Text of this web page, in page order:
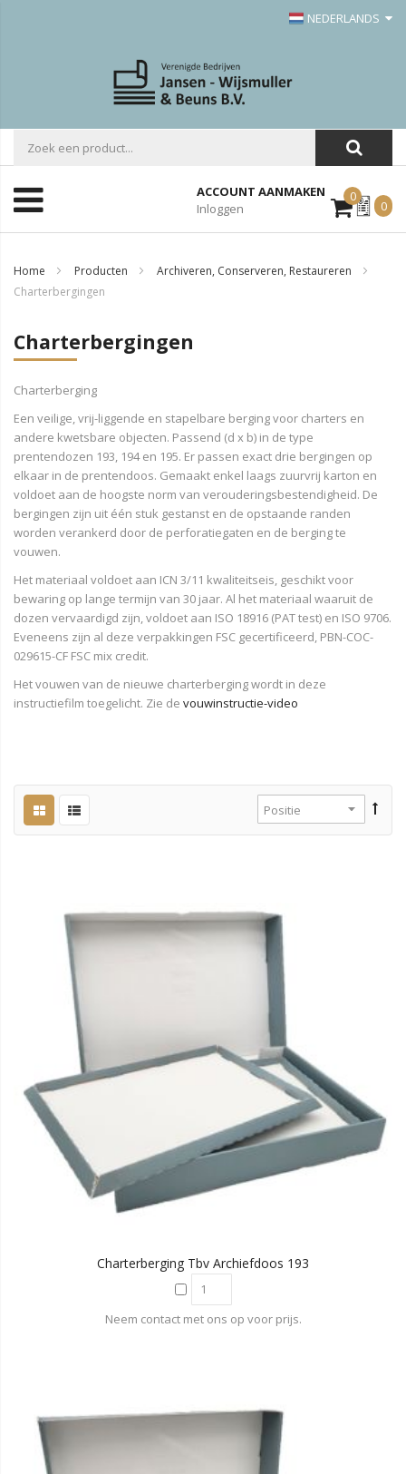
NEDERLANDS
ACCOUNT AANMAKEN
Inloggen
0Mijn
Offerte
0
Home Producten
Archiveren, Conserveren, Restaureren
Charterbergingen
Charterbergingen
Charterberging
Een veilige, vrij-liggende en stapelbare berging voor charters en
andere kwetsbare objecten. Passend (d x b) in de type
prentendozen 193, 194 en 195. Er passen exact drie bergingen op
elkaar in de prentendoos. Gemaakt enkel laags zuurvrij karton en
voldoet aan de hoogste norm van verouderingsbestendigheid. De
bergingen zijn uit één stuk gestanst en de opstaande randen
worden verankerd door de perforatiegaten en de berging te
vouwen.
Het materiaal voldoet aan ICN 3/11 kwaliteitseis, geschikt voor
bewaring op lange termijn van 30 jaar. Al het materiaal waaruit de
dozen vervaardigd zijn, voldoet aan ISO 18916 (PAT test) en ISO 9706.
Eveneens zijn al deze verpakkingen FSC gecertificeerd, PBN-COC-
029615-CF FSC mix credit.
Het vouwen van de nieuwe charterberging wordt in deze
instructiefilm toegelicht. Zie de vouwinstructie-video
Charterberging Tbv Archiefdoos 193
Neem contact met ons op voor prijs.